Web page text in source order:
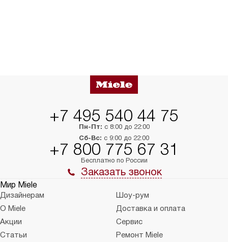
+7 495 540 44 75
Пн-Пт: с 8:00 до 22:00
Сб-Вс: с 9:00 до 22:00
+7 800 775 67 31
Бесплатно по России
Заказать звонок
Мир Miele
Дизайнерам
Шоу-рум
О Miele
Доставка и оплата
Акции
Сервис
Статьи
Ремонт Miele